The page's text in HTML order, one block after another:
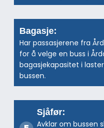
Bagasje:
Har passasjerene fra
for å velge en buss i
bagasjekapasitet i
bussen.
Sjåfør:
Avklar om bussen